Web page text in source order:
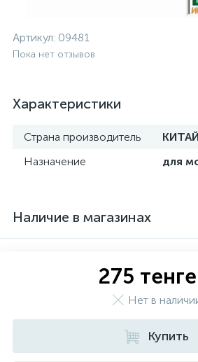
Артикул: 09481
Пока нет отзывов
Характеристики
Страна производитель
КИТАЙ
Назначение
для
Наличие в магазинах
275 тенге
Нет в
Купить